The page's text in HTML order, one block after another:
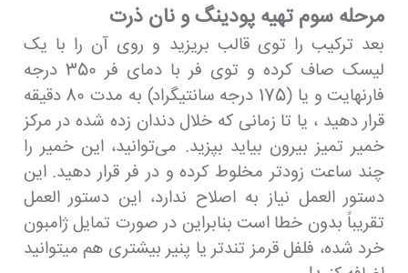
مرحله سوم تهیه پودینگ و نان ذرت
بعد ترکیب را توی قالب بریزید و روی آن را با یک
لیسک صاف کرده و توی فر با دمای فر 350 درجه
فارنهایت و یا (175 درجه سانتیگراد) به مدت 80 دقیقه
قرار دهید ، یا تا زمانی که خلال دندان زده شده در مرکز
خمیر تمیز بیرون بیاید بپزید. می‌توانید، این خمیر را
چند ساعت زودتر مخلوط کرده و در فر قرار دهید. این
دستور العمل نیاز به اصلاح ندارد، این دستور العمل
تقریباً بدون خطا است بنابراین در صورت تمایل ژامبون
خرد شده، فلفل قرمز تندتر یا پنیر بیشتری هم میتوانید